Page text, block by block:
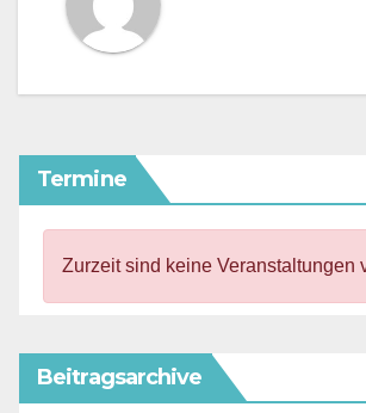
Termine
Zurzeit sind keine Veranstaltungen
Beitragsarchive